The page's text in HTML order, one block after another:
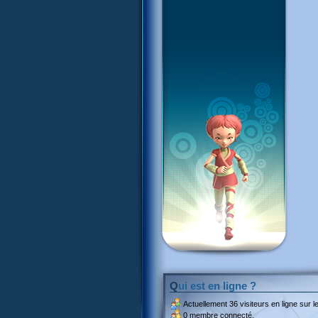
Qui est en ligne ?
Actuellement 36 visiteurs en ligne sur
0 membre connecté.